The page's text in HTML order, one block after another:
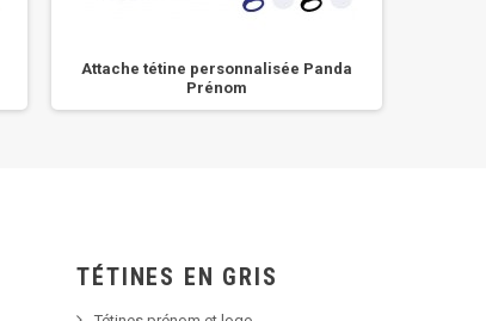
Attache tétine personnalisée Panda
Prénom
TÉTINES EN GRIS